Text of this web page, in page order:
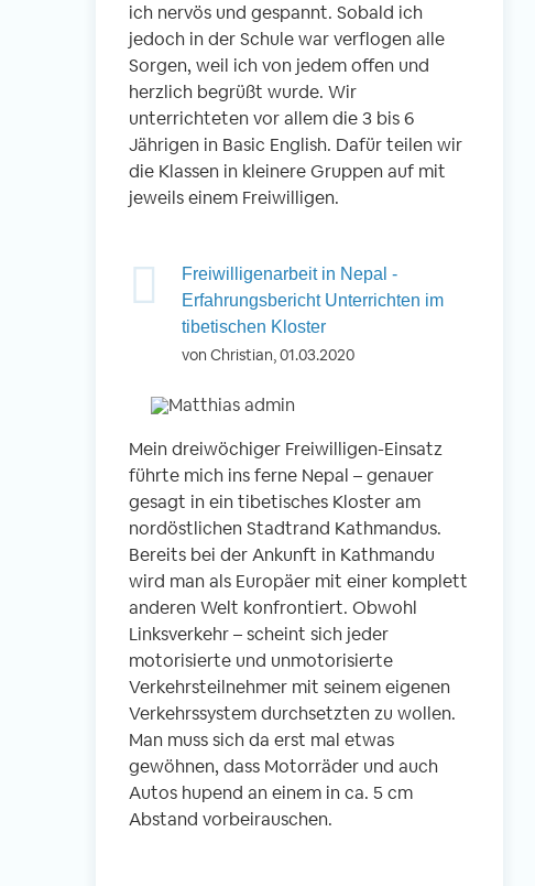
ich nervös und gespannt. Sobald ich
jedoch in der Schule war verflogen alle
Sorgen, weil ich von jedem offen und
herzlich begrüßt wurde. Wir
unterrichteten vor allem die 3 bis 6
Jährigen in Basic English. Dafür teilen wir
die Klassen in kleinere Gruppen auf mit
jeweils einem Freiwilligen.
Freiwilligenarbeit in Nepal -
Erfahrungsbericht Unterrichten im
tibetischen Kloster
von Christian, 01.03.2020
Mein dreiwöchiger Freiwilligen-Einsatz
führte mich ins ferne Nepal – genauer
gesagt in ein tibetisches Kloster am
nordöstlichen Stadtrand Kathmandus.
Bereits bei der Ankunft in Kathmandu
wird man als Europäer mit einer komplett
anderen Welt konfrontiert. Obwohl
Linksverkehr – scheint sich jeder
motorisierte und unmotorisierte
Verkehrsteilnehmer mit seinem eigenen
Verkehrssystem durchsetzten zu wollen.
Man muss sich da erst mal etwas
gewöhnen, dass Motorräder und auch
Autos hupend an einem in ca. 5 cm
Abstand vorbeirauschen.